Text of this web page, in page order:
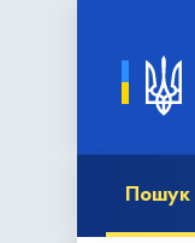
Пошук